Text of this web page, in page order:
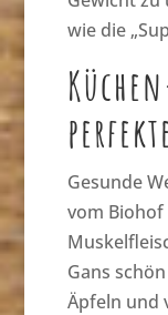
wie die
Gesunde
vom
Gans
Äpfeln und